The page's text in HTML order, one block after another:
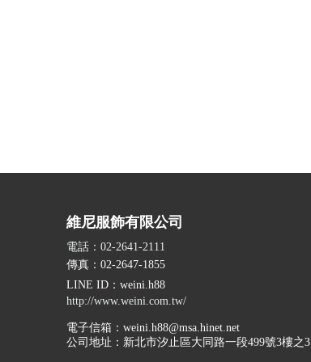
維尼服飾有限公司
電話：02-2641-2111
傳真：02-2647-1855
LINE ID ：weini.h88
http://www.weini.com.tw/
電子信箱： weini.h88@msa.hinet.net
公司地址： 新北市汐止區大同路一段499號3樓之3